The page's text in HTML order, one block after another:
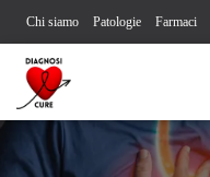
Chi siamo Patologie Farmaci
Associazioni Pazienti